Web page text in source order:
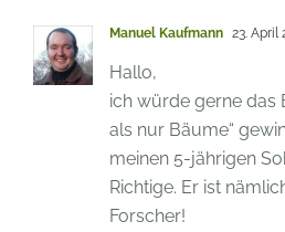
Manuel Kaufmann 23. April
Hallo,
ich würde gerne das
als nur Bäume“
meinen 5-jährigen
Richtige. Er ist
Forscher!